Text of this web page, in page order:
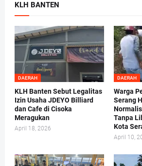
KLH BANTEN
DAERAH
KLH Banten Sebut Legalitas
Izin Usaha JDEYO Billiard
dan Cafe di Cisoka
Meragukan
April 18, 2026
DAERAH
Warga
Serang
Tanpa
Kota
April 10,